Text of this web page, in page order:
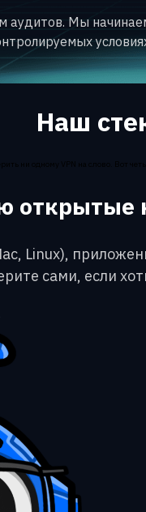
аудитов. Мы
Наш
ни одному VPN на слово. Вот
открытые
Linux),
сами, если